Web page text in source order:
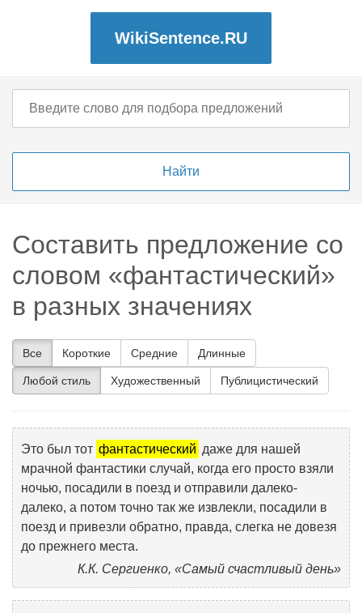
WikiSentence.RU
Составить предложение со
словом «фантастический»
в разных значениях
Все Короткие Средние Длинные
Любой стиль Художественный Публицистический
Это был тот фантастический даже для нашей
мрачной фантастики случай, когда его просто взяли
ночью, посадили в поезд и отправили далеко-
далеко, а потом точно так же извлекли, посадили в
поезд и привезли обратно, правда, слегка не довезя
до прежнего места.
К.К. Сергиенко, «Самый счастливый день»